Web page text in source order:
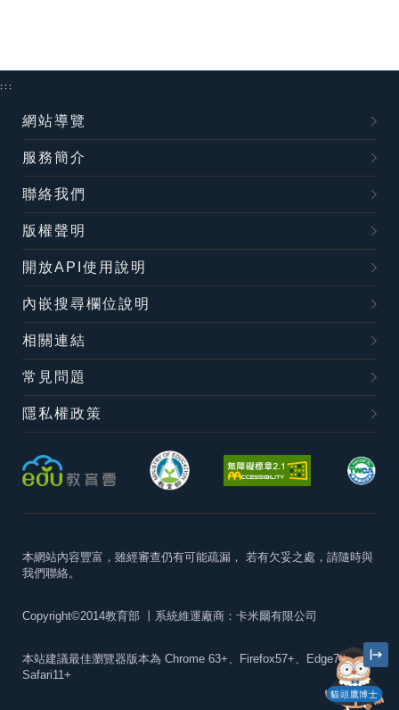
貓頭鷹博士
:::
網站導覽
服務簡介
聯絡我們
版權聲明
開放API使用說明
內嵌搜尋欄位說明
相關連結
常見問題
隱私權政策
本網站內容豐富，雖經審查仍有可能疏漏， 若有欠妥之處，請隨時與
我們聯絡。
Copyright©2014教育部 丨系統維運廠商：卡米爾有限公司
本站建議最佳瀏覽器版本為 Chrome 63+、Firefox57+、Edge79+及
Safari11+